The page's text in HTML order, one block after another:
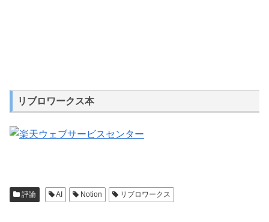
リブロワークス本
評論 AI Notion リブロワークス